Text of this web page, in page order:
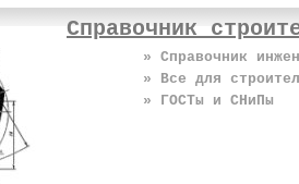
Справочник
» Справочник
» Все для
» ГОСТы и СНиПы